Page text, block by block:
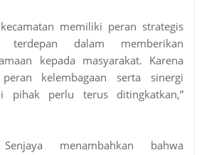
memiliki peran strategis
terdepan dalam memberikan
kepada masyarakat. Karena
kelembagaan serta sinergi
pihak perlu terus ditingkatkan,”
menambahkan bahwa